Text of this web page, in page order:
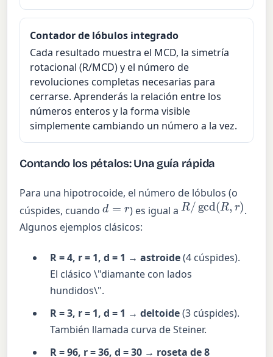
Contador de lóbulos integrado
Cada resultado muestra el MCD, la simetría
rotacional (R/MCD) y el número de
revoluciones completas necesarias para
cerrarse. Aprenderás la relación entre los
números enteros y la forma visible
simplemente cambiando un número a la vez.
Contando los pétalos: Una guía rápida
Para una hipotrocoide, el número de lóbulos (o
cúspides, cuandod =r ) es igual a
R/gcd(R,r)
.
Algunos ejemplos clásicos:
R = 4, r = 1, d = 1 → astroide(4 cúspides).
El clásico \"diamante con lados
hundidos\".
R = 3, r = 1, d = 1 → deltoide(3 cúspides).
También llamada curva de Steiner.
R = 96, r = 36, d = 30 → roseta de 8